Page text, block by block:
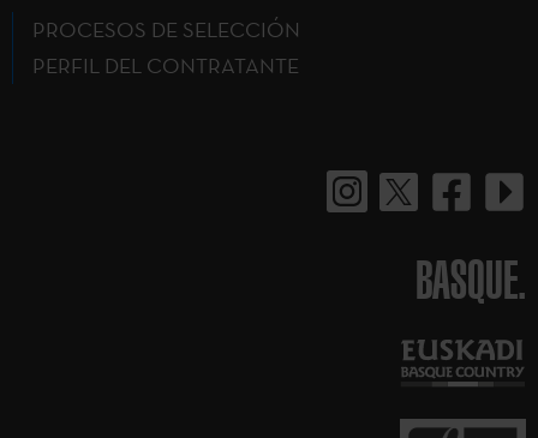
PROCESOS DE SELECCIÓN
PERFIL DEL CONTRATANTE
BASQUE.